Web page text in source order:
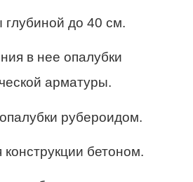
до 40 см.
в нее опалубки
арматуры.
рубероидом.
бетоном.